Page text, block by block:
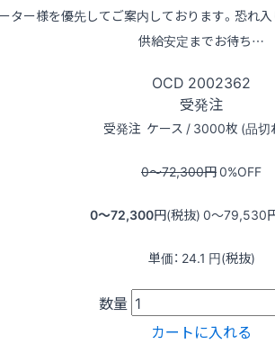
ター様を優先してご案内しております。恐れ
供給安定までお待ち…
OCD 2002362
受発注
受発注 ケース / 3000枚 (品切
0〜72,300円0%OFF
0〜72,300円(税抜) 0〜79,530
単価： 24.1 円(税抜)
数量
カートに入れる